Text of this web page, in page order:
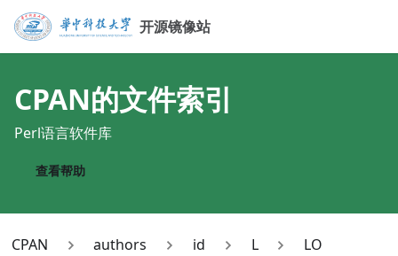
开源镜像站
CPAN的文件索引
Perl语言软件库
查看帮助
CPAN authors id L LO